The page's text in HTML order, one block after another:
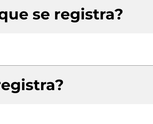
se registra?